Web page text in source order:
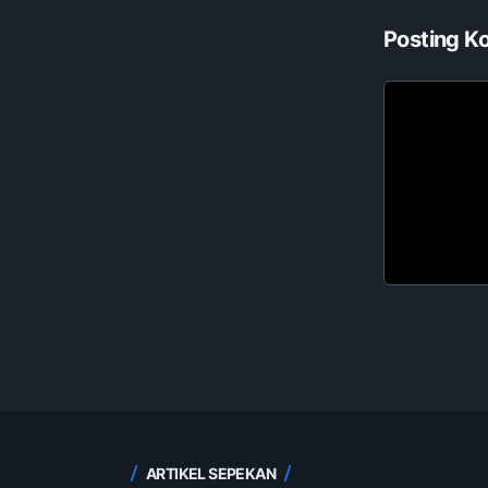
Posting
ARTIKEL SEPEKAN